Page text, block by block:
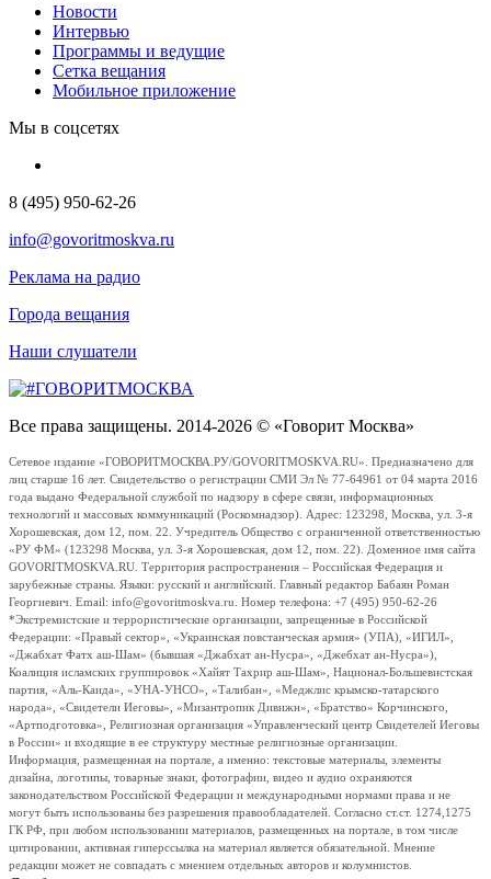
Новости
Интервью
Программы и ведущие
Сетка вещания
Мобильное приложение
Мы в соцсетях
8 (495) 950-62-26
info@govoritmoskva.ru
Реклама на радио
Города вещания
Наши слушатели
Все права защищены. 2014-2026 © «Говорит Москва»
Сетевое издание «ГОВОРИТМОСКВА.РУ/GOVORITMOSKVA.RU». Предназначено для
лиц старше 16 лет. Свидетельство о регистрации СМИ Эл № 77-64961 от 04 марта 2016
года выдано Федеральной службой по надзору в сфере связи, информационных
технологий и массовых коммуникаций (Роскомнадзор). Адрес: 123298, Москва, ул. 3-я
Хорошевская, дом 12, пом. 22. Учредитель Общество с ограниченной ответственностью
«РУ ФМ» (123298 Москва, ул. 3-я Хорошевская, дом 12, пом. 22). Доменное имя сайта
GOVORITMOSKVA.RU. Территория распространения – Российская Федерация и
зарубежные страны. Языки: русский и английский. Главный редактор Бабаян Роман
Георгиевич. Email: info@govoritmoskva.ru. Номер телефона: +7 (495) 950-62-26
*Экстремистские и террористические организации, запрещенные в Российской
Федерации: «Правый сектор», «Украинская повстанческая армия» (УПА), «ИГИЛ»,
«Джабхат Фатх аш-Шам» (бывшая «Джабхат ан-Нусра», «Джебхат ан-Нусра»),
Коалиция исламских группировок «Хайят Тахрир аш-Шам», Национал-Большевистская
партия, «Аль-Каида», «УНА-УНСО», «Талибан», «Меджлис крымско-татарского
народа», «Свидетели Иеговы», «Мизантропик Дивижн», «Братство» Корчинского,
«Артподготовка», Религиозная организация «Управленческий центр Свидетелей Иеговы
в России» и входящие в ее структуру местные религиозные организации.
Информация, размещенная на портале, а именно: текстовые материалы, элементы
дизайна, логотипы, товарные знаки, фотографии, видео и аудио охраняются
законодательством Российской Федерации и международными нормами права и не
могут быть использованы без разрешения правообладателей. Согласно ст.ст. 1274,1275
ГК РФ, при любом использовании материалов, размещенных на портале, в том числе
цитировании, активная гиперссылка на материал является обязательной. Мнение
редакции может не совпадать с мнением отдельных авторов и колумнистов.